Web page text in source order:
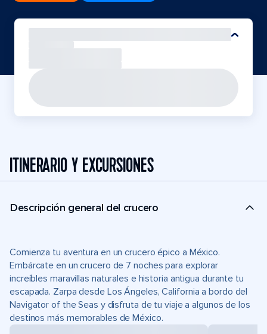
ITINERARIO Y EXCURSIONES
Descripción general del crucero
Comienza tu aventura en un crucero épico a México.
Embárcate en un crucero de 7 noches para explorar
increíbles maravillas naturales e historia antigua durante tu
escapada. Zarpa desde Los Ángeles, California a bordo del
Navigator of the Seas y disfruta de tu viaje a algunos de los
destinos más memorables de México.